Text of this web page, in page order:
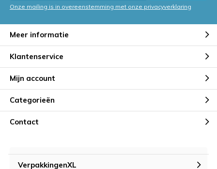
Onze mailing is in overeenstemming met onze privacyverklaring
Meer informatie
Klantenservice
Mijn account
Categorieën
Contact
VerpakkingenXL